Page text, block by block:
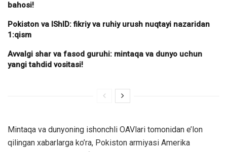
bahosi!
Pokiston va IShID: fikriy va ruhiy urush nuqtayi nazaridan
1:qism
Avvalgi shar va fasod guruhi: mintaqa va dunyo uchun
yangi tahdid vositasi!
Mintaqa va dunyoning ishonchli OAVlari tomonidan e’lon
qilingan xabarlarga ko’ra, Pokiston armiyasi Amerika